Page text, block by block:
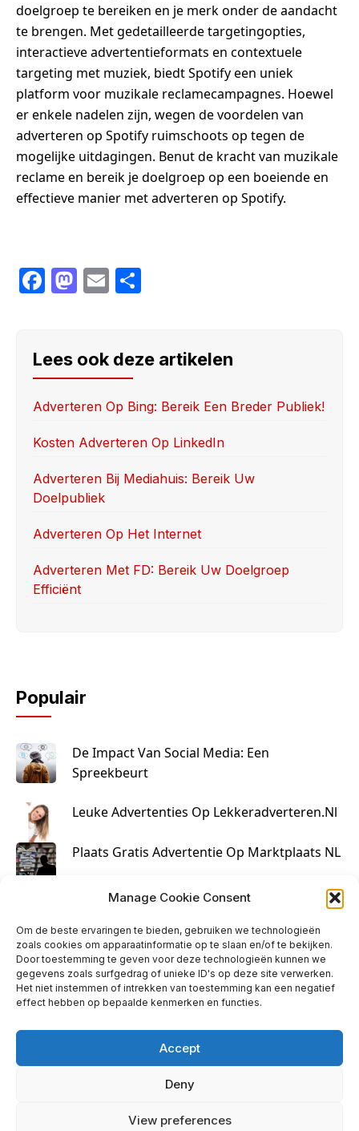
Manage Cookie Consent
Om de beste ervaringen te bieden, gebruiken we technologieën
zoals cookies om apparaatinformatie op te slaan en/of te bekijken.
Door toestemming te geven voor deze technologieën kunnen we
gegevens zoals surfgedrag of unieke ID's op deze site verwerken.
Het niet instemmen of intrekken van toestemming kan een negatief
effect hebben op bepaalde kenmerken en functies.
Accept
Deny
View preferences
doelgroep te bereiken en je merk onder de aandacht
te brengen. Met gedetailleerde targetingopties,
interactieve advertentieformats en contextuele
targeting met muziek, biedt Spotify een uniek
platform voor muzikale reclamecampagnes. Hoewel
er enkele nadelen zijn, wegen de voordelen van
adverteren op Spotify ruimschoots op tegen de
mogelijke uitdagingen. Benut de kracht van muzikale
reclame en bereik je doelgroep op een boeiende en
effectieve manier met adverteren op Spotify.
F
e
b
o
o
M
o
d
o
n
E
e
Lees ook deze artikelen
Adverteren Op Bing: Bereik Een Breder Publiek!
Kosten Adverteren Op LinkedIn
Adverteren Bij Mediahuis: Bereik Uw
Doelpubliek
Adverteren Op Het Internet
Adverteren Met FD: Bereik Uw Doelgroep
Efficiënt
Populair
De Impact Van Social Media: Een
Spreekbeurt
Leuke Advertenties Op Lekkeradverteren.nl
Plaats Gratis Advertentie Op Marktplaats NL
Kruisbestuiving Voor Succesvolle Marketing